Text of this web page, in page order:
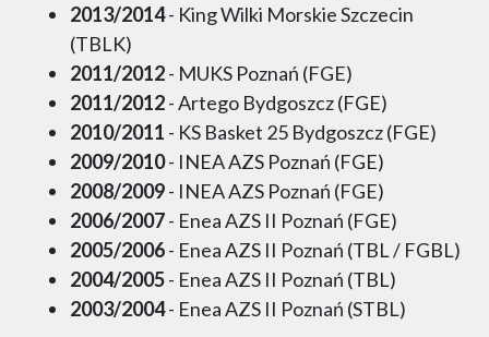
2013/2014- King Wilki Morskie Szczecin
(TBLK)
2011/2012- MUKS Poznań (FGE)
2011/2012- Artego Bydgoszcz (FGE)
2010/2011 - KS Basket 25 Bydgoszcz (FGE)
2009/2010- INEA AZS Poznań (FGE)
2008/2009- INEA AZS Poznań (FGE)
2006/2007- Enea AZS II Poznań (FGE)
2005/2006- Enea AZS II Poznań (TBL / FGBL)
2004/2005- Enea AZS II Poznań (TBL)
2003/2004- Enea AZS II Poznań (STBL)